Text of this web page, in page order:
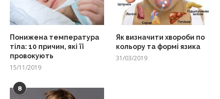
Понижена температура
тіла: 10 причин, які її
провокують
15/11/2019
Як визначити хвороби по
кольору та формі язика
31/03/2019
8